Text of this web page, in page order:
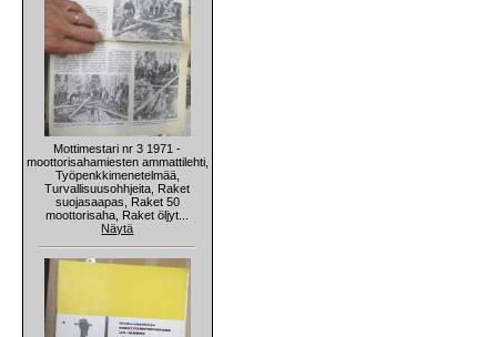
Mottimestari nr 3 1971 -
moottorisahamiesten ammattilehti,
Työpenkkimenetelmää,
Turvallisuusohhjeita, Raket
suojasaapas, Raket 50
moottorisaha, Raket öljyt...
Näytä